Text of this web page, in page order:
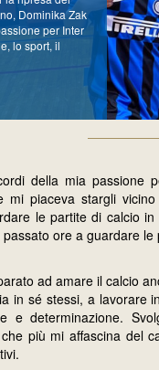
Dominika Zak
per Inter
lo sport, il
della mia passione
mi piaceva stargli
le partite di calcio
ore a guardare
ad amare il calcio
in sé stessi, a lavorare
e determinazione.
più mi affascina del